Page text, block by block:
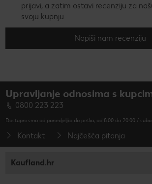
prijavi, a zatim ostavi recenziju za
svoju kupnju
Napiši nam recenziju
Upravljanje odnosima s
0800 223 223
Dostupni smo od ponedjeljka do petka, od 8.00 do 20.00 /
Kontakt Najčešća pitanja
Kaufland.hr